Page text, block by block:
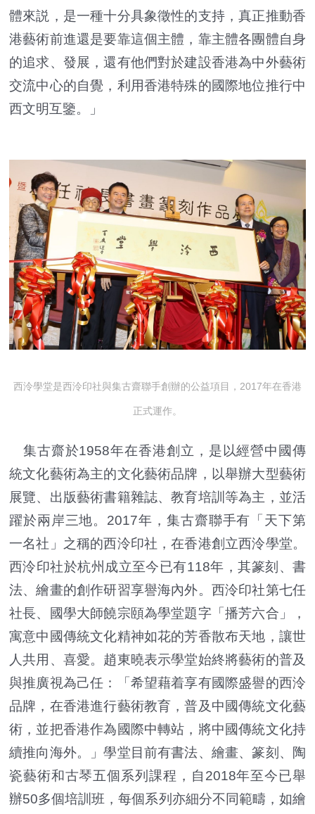
體來説，是一種十分具象徵性的支持，真正推動香
港藝術前進還是要靠這個主體，靠主體各團體自身
的追求、發展，還有他們對於建設香港為中外藝術
交流中心的自覺，利用香港特殊的國際地位推行中
西文明互鑒。」
西泠學堂是西泠印社與集古齋聯手創辦的公益項目，2017年在香港
正式運作。
集古齋於1958年在香港創立，是以經營中國傳
統文化藝術為主的文化藝術品牌，以舉辦大型藝術
展覽、出版藝術書籍雜誌、教育培訓等為主，並活
躍於兩岸三地。2017年，集古齋聯手有「天下第
一名社」之稱的西泠印社，在香港創立西泠學堂。
西泠印社於杭州成立至今已有118年，其篆刻、書
法、繪畫的創作研習享譽海內外。西泠印社第七任
社長、國學大師饒宗頤為學堂題字「播芳六合」，
寓意中國傳統文化精神如花的芳香散布天地，讓世
人共用、喜愛。趙東曉表示學堂始終將藝術的普及
與推廣視為己任：「希望藉着享有國際盛譽的西泠
品牌，在香港進行藝術教育，普及中國傳統文化藝
術，並把香港作為國際中轉站，將中國傳統文化持
續推向海外。」學堂目前有書法、繪畫、篆刻、陶
瓷藝術和古琴五個系列課程，自2018年至今已舉
辦50多個培訓班，每個系列亦細分不同範疇，如繪